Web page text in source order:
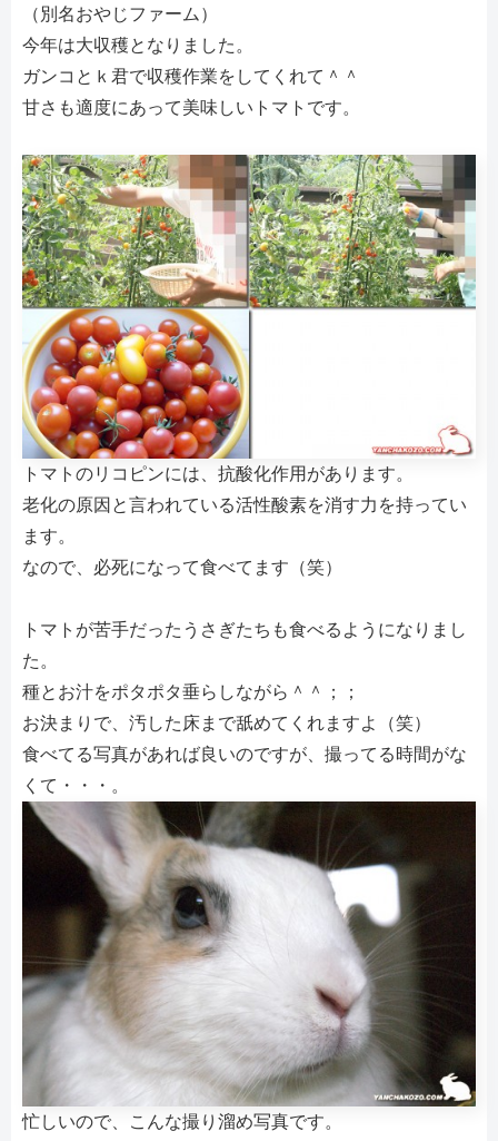
（別名おやじファーム）
今年は大収穫となりました。
ガンコとｋ君で収穫作業をしてくれて＾＾
甘さも適度にあって美味しいトマトです。
トマトのリコピンには、抗酸化作用があります。
老化の原因と言われている活性酸素を消す力を持ってい
ます。
なので、必死になって食べてます（笑）
トマトが苦手だったうさぎたちも食べるようになりまし
た。
種とお汁をポタポタ垂らしながら＾＾；；
お決まりで、汚した床まで舐めてくれますよ（笑）
食べてる写真があれば良いのですが、撮ってる時間がな
くて・・・。
忙しいので、こんな撮り溜め写真です。